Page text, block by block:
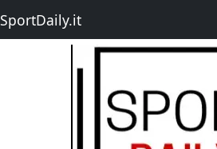
SportDaily.it